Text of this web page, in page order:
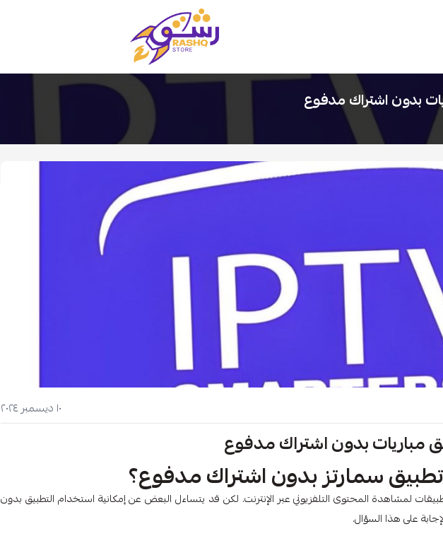
متجر رشق
بدون اشتراك مدفوع
١٠ ديسمبر ٢٠٢٤
بدون اشتراك مدفوع
سمارتز بدون اشتراك مدفوع؟
لمشاهدة المحتوى التلفزيوني عبر الإنترنت. لكن قد يتساءل البعض عن إمكانية استخدام التطبيق بدون
على هذا السؤال.